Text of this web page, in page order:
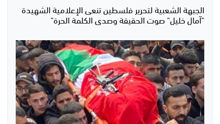
الجبهة الشعبية لتحرير فلسطين تنعى الإعلامية الشهيدة
"آمال خليل" صوت الحقيقة وصدى الكلمة الحرة"